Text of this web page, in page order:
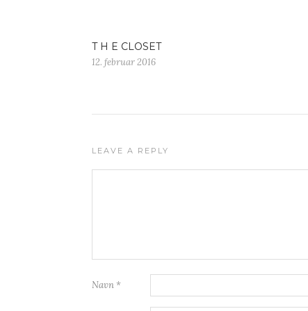
T H E CLOSET
12. februar 2016
LEAVE A REPLY
Navn *